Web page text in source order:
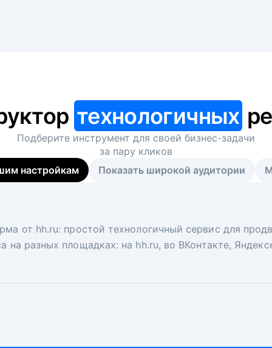
технологичных
Подберите инструмент для своей бизнес-задачи
за пару кликов
настройкам
Показать широкой аудитории
от hh.ru: простой технологичный сервис для
на разных площадках: на hh.ru, во ВКонтакте,
вакансий на главной странице hh.ru.
ключ. Решите, сколько кандидатов и когда вам
рекрутеры и проектные менеджеры hh.ru с